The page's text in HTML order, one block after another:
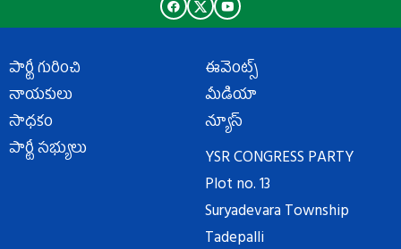
పార్టీ గురించి
నాయకులు
సాధకం
పార్టీ సభ్యులు
ఈవెంట్స్
మీడియా
న్యూస్
YSR CONGRESS PARTY
Plot no. 13
Suryadevara Township
Tadepalli